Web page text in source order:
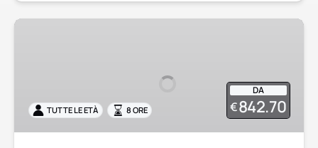
Escursione
Costiera
Amalfitana
DA
€842.70
TUTTE LE ETÀ 8 ORE